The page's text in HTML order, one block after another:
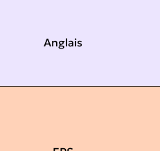
Anglais